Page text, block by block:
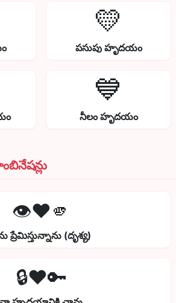
💛
పసుపు హృదయం
💙
నీలం హృదయం
👁️❤️🫵
ప్రేమిస్తున్నాను (దృశ్య)
🔒❤️🔑